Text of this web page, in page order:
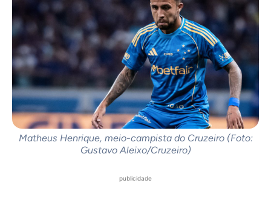
Matheus Henrique, meio-campista do Cruzeiro (Foto:
Gustavo Aleixo/Cruzeiro)
publicidade